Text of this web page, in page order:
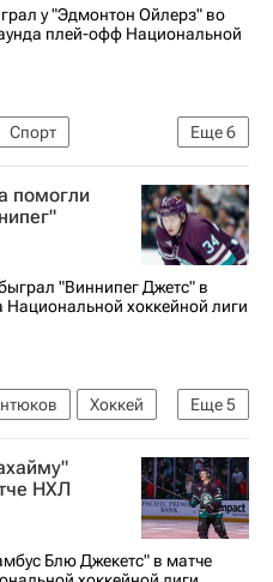
у "Эдмонтон Ойлерз" во
плей-офф Национальной
Еще6
Спорт
Подколзин
(НХЛ)
помогли
"Виннипег Джетс" в
Национальной хоккейной лиги
Еще5
Хоккей
НХЛ
Блю Джекетс" в матче